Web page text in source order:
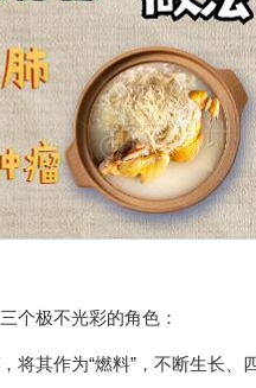
个极不光彩的角色：
其作为“燃料”，不断生长、